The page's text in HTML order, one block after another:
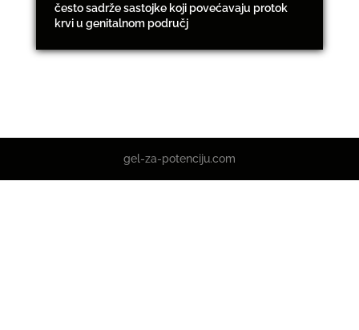
često sadrže sastojke koji povećavaju protok
krvi u genitalnom područj
gel-za-potenciju.com